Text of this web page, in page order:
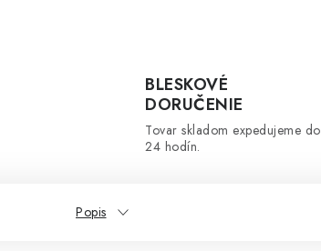
BLESKOVÉ
DORUČENIE
Tovar skladom expedujeme do
24 hodín.
Popis